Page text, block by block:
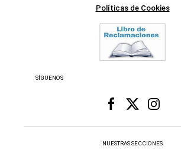
Políticas de Cookies
SÍGUENOS
NUESTRAS SECCIONES